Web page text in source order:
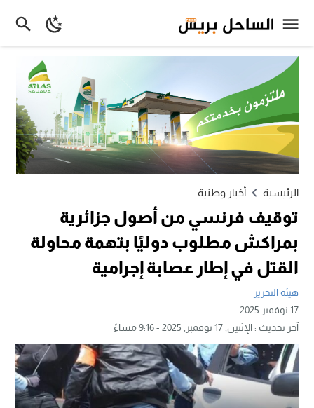
الرئيسية أخبار وطنية
توقيف فرنسي من أصول جزائرية
بمراكش مطلوب دوليًا بتهمة محاولة
القتل في إطار عصابة إجرامية
هيئة التحرير
17 نوفمبر 2025
آخر تحديث :الإثنين, 17 نوفمبر, 2025 - 9:16 مساءً